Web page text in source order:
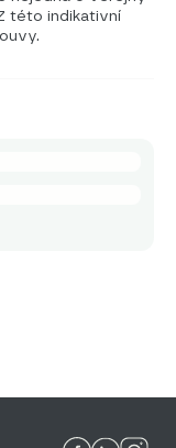
této indikativní